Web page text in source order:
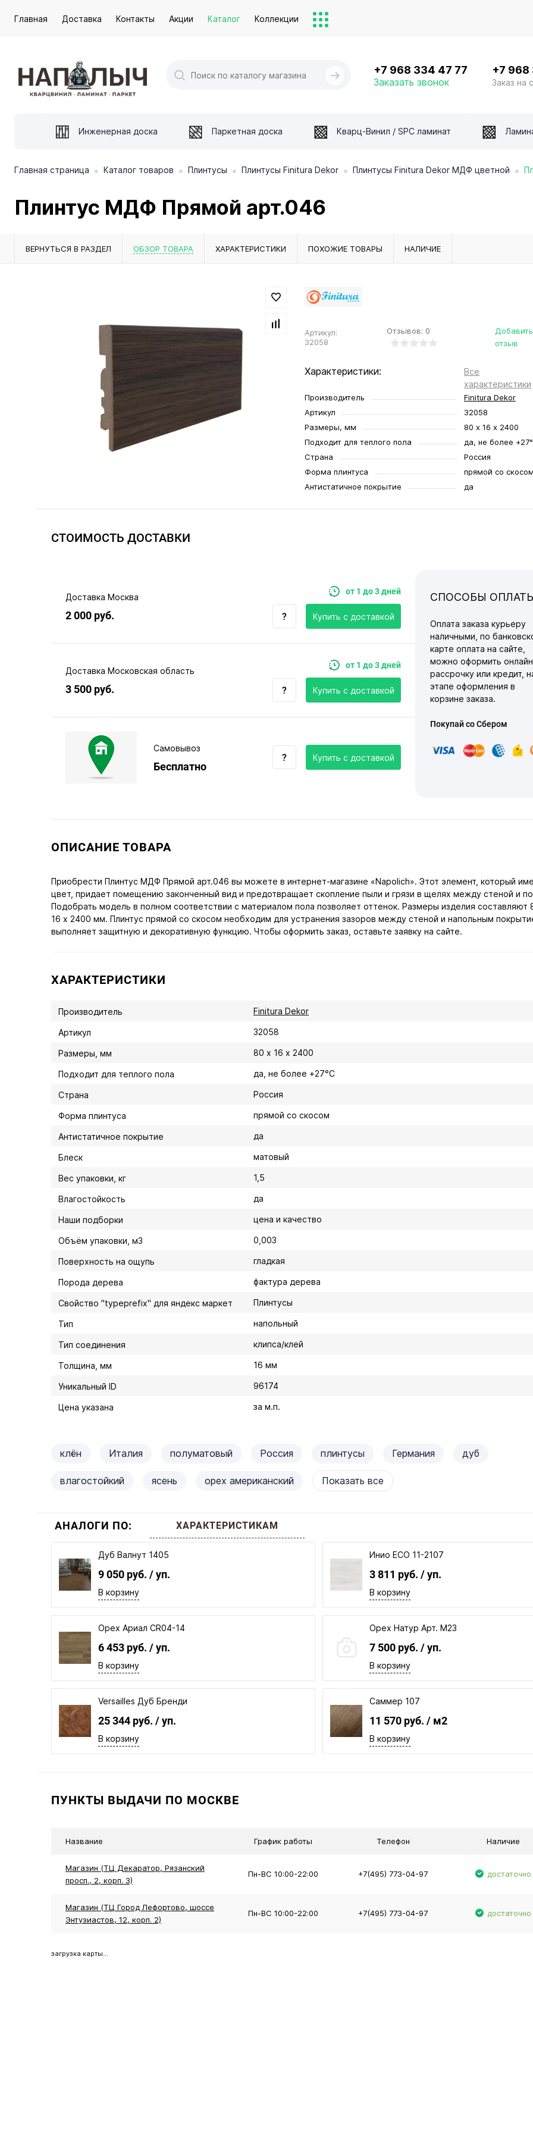
Главная Доставка Контакты Акции Каталог Коллекции
+7 968 334 47 77
Заказать звонок
+7 968
Заказ на
Инженерная доска Паркетная доска Кварц-Винил / SPC ламинат
Главная страница • Каталог товаров • Плинтусы • Плинтусы Finitura Dekor • Плинтусы Finitura Dekor МДФ цветной •
Плинтус МДФ Прямой арт.046
ВЕРНУТЬСЯ В РАЗДЕЛ ОБЗОР ТОВАРА ХАРАКТЕРИСТИКИ ПОХОЖИЕ ТОВАРЫ НАЛИЧИЕ
Отзывов: 0
Добавить
отзыв
Артикул:
32058
Характеристики:
Все
характеристики
Производитель
Finitura Dekor
Артикул
32058
Размеры, мм
80 х 16 х 2400
Подходит для теплого пола
да, не более
Страна
Россия
Форма плинтуса
прямой со скосом
Антистатичное покрытие
да
СТОИМОСТЬ ДОСТАВКИ
Доставка Москва
2 000 руб.
от 1 до 3 дней
Купить c доставкой
Доставка Московская область
3 500 руб.
от 1 до 3 дней
Купить c доставкой
Самовывоз
Бесплатно
Купить c доставкой
СПОСОБЫ
Оплата заказа курьеру
наличными, по
карте оплата на сайте,
можно оформить онлайн
рассрочку или кредит,
этапе оформления в
корзине заказа.
Покупай со Сбером
ОПИСАНИЕ ТОВАРА
Приобрести Плинтус МДФ Прямой арт.046 вы можете в интернет-магазине «Napolich». Этот элемент, который
цвет, придает помещению законченный вид и предотвращает скопление пыли и грязи в щелях между стеной и
Подобрать модель в полном соответствии с материалом пола позволяет оттенок. Размеры изделия составляют
16 х 2400 мм. Плинтус прямой со скосом необходим для устранения зазоров между стеной и напольным
выполняет защитную и декоративную функцию. Чтобы оформить заказ, оставьте заявку на сайте.
ХАРАКТЕРИСТИКИ
Производитель Finitura Dekor
Артикул 32058
Размеры, мм 80 х 16 х 2400
Подходит для теплого пола да, не более +27°C
Страна Россия
Форма плинтуса прямой со скосом
Антистатичное покрытие да
Блеск матовый
Вес упаковки, кг 1,5
Влагостойкость да
Наши подборки цена и качество
Объём упаковки, м3 0,003
Поверхность на ощупь гладкая
Порода дерева фактура дерева
Свойство "typeprefix" для яндекс маркет Плинтусы
Тип напольный
Тип соединения клипса/клей
Толщина, мм 16 мм
Уникальный ID 96174
Цена указана за м.п.
клён Италия полуматовый Россия плинтусы Германия дуб
влагостойкий ясень орех американский Показать все
АНАЛОГИ ПО: ХАРАКТЕРИСТИКАМ
Дуб Валнут 1405
9 050 руб. / уп.
В корзину
Инио ECO 11-2107
3 811 руб. / уп.
В корзину
Орех Ариал CR04-14
6 453 руб. / уп.
В корзину
Орех Натур Арт. М23
7 500 руб. / уп.
В корзину
Versailles Дуб Бренди
25 344 руб. / уп.
В корзину
Саммер 107
11 570 руб. / м2
В корзину
ПУНКТЫ ВЫДАЧИ ПО МОСКВЕ
Название График работы Телефон Наличие
Магазин (ТЦ Декаратор, Рязанский
просп., 2, корп. 3)
Пн-ВС 10:00-22:00 +7(495) 773-04-97 достаточно
Магазин (ТЦ Город Лефортово, шоссе
Энтузиастов, 12, корп. 2)
Пн-ВС 10:00-22:00 +7(495) 773-04-97 достаточно
загрузка карты...